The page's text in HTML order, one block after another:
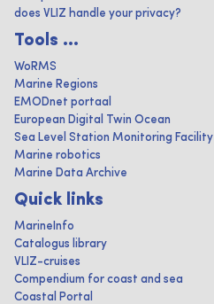
does VLIZ handle your privacy?
Tools ...
WoRMS
Marine Regions
EMODnet portaal
European Digital Twin Ocean
Sea Level Station Monitoring Facility
Marine robotics
Marine Data Archive
Quick links
MarineInfo
Catalogus library
VLIZ-cruises
Compendium for coast and sea
Coastal Portal